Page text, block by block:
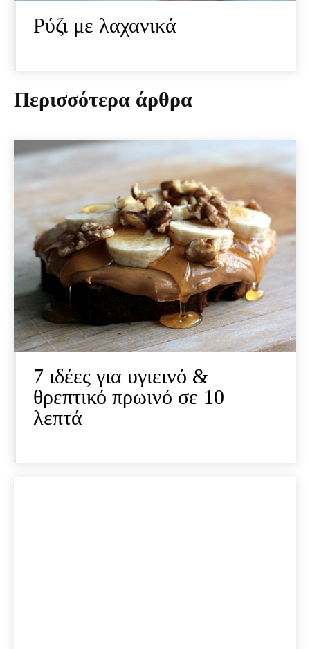
Ρύζι με λαχανικά
Περισσότερα άρθρα
7 ιδέες για υγιεινό &
θρεπτικό πρωινό σε 10
λεπτά